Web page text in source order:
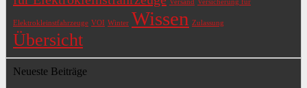
Versand Versicherung für
Elektrokleinstfahrzeuge VOI Winter Wissen Zulassung
Übersicht
Neueste Beiträge